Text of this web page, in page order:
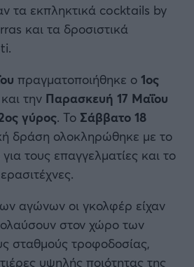
τα εκπληκτικά cocktails by
και τα δροσιστικά
πραγματοποιήθηκε ο 1ος
και την Παρασκευή 17 Μαΐου
γύρος. Το Σάββατο 18
δράση ολοκληρώθηκε με το
για τους επαγγελματίες και το
αγώνων οι γκολφέρ είχαν
στον χώρο των
σταθμούς τροφοδοσίας,
υψηλής ποιότητας της